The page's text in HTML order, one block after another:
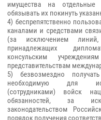
имущества на отдельные
обязывать их покинуть
4) беспрепятственно
каналами и средствами
(за исключением
принадлежащих
консульским
представительствам
5) безвозмездно
необходимую для
(сотрудниками) войск
обязанностей, за
законодательством
порядок получения